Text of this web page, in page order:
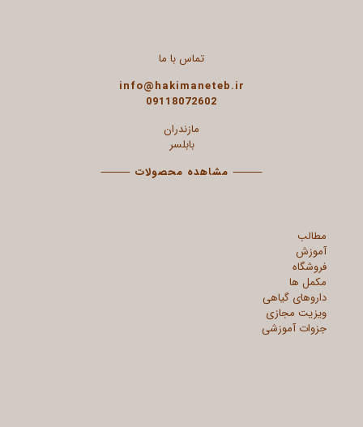
تماس با ما
info@hakimaneteb.ir
09118072602
مازندران
بابلسر
⸻ مشاهده محصولات ⸻
مطالب
آموزش
فروشگاه
مکمل ها
داروهای گیاهی
ویزیت مجازی
جزوات آموزشی